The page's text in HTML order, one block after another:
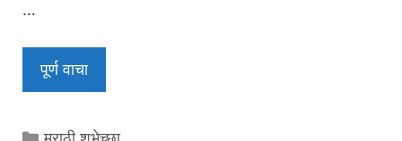
…
पूर्ण वाचा
Categories